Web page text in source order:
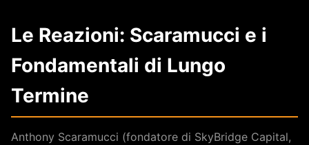
Le Reazioni: Scaramucci e i
Fondamentali di Lungo
Termine
Anthony Scaramucci (fondatore di SkyBridge Capital,